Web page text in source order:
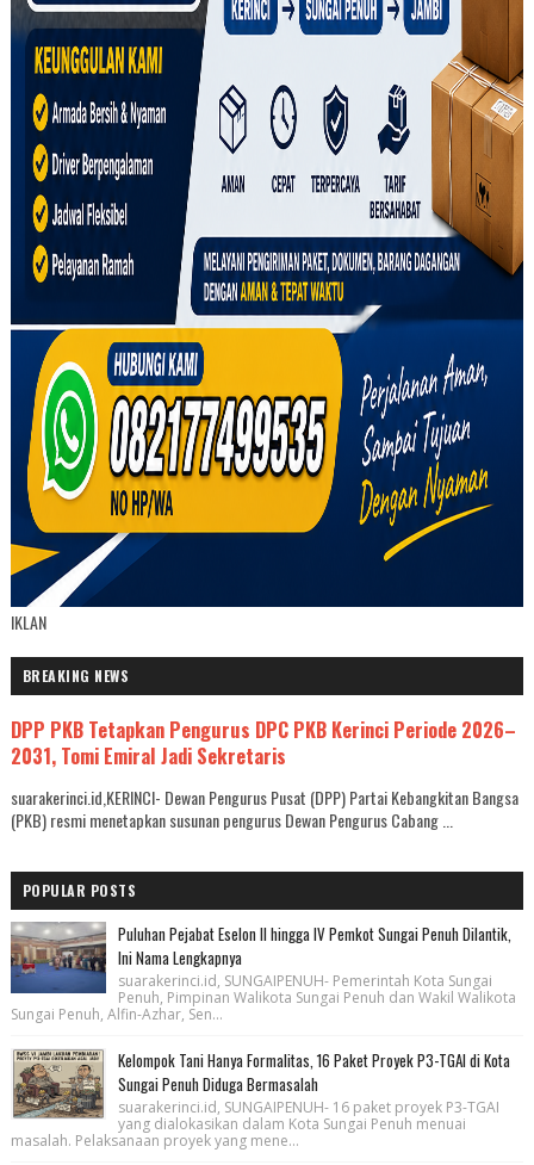
IKLAN
BREAKING NEWS
DPP PKB Tetapkan Pengurus DPC PKB Kerinci Periode 2026–
2031, Tomi Emiral Jadi Sekretaris
suarakerinci.id,KERINCI- Dewan Pengurus Pusat (DPP) Partai Kebangkitan Bangsa
(PKB) resmi menetapkan susunan pengurus Dewan Pengurus Cabang ...
POPULAR POSTS
Puluhan Pejabat Eselon II hingga IV Pemkot Sungai Penuh Dilantik,
Ini Nama Lengkapnya
suarakerinci.id, SUNGAIPENUH- Pemerintah Kota Sungai
Penuh, Pimpinan Walikota Sungai Penuh dan Wakil Walikota
Sungai Penuh, Alfin-Azhar, Sen...
Kelompok Tani Hanya Formalitas, 16 Paket Proyek P3-TGAI di Kota
Sungai Penuh Diduga Bermasalah
suarakerinci.id, SUNGAIPENUH- 16 paket proyek P3-TGAI
yang dialokasikan dalam Kota Sungai Penuh menuai
masalah. Pelaksanaan proyek yang mene...